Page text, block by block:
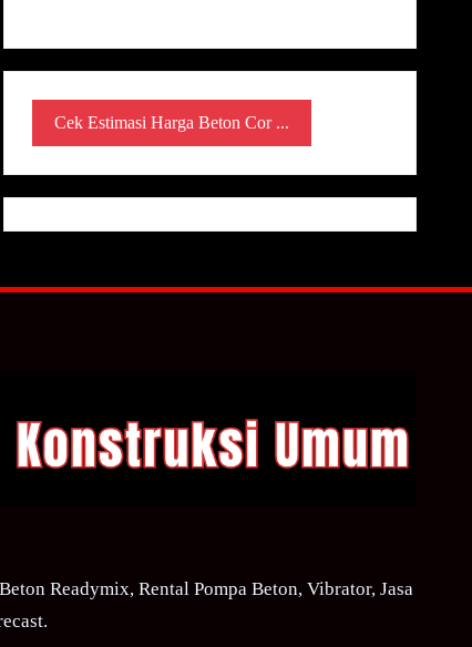
Cek Estimasi Harga Beton Cor ...
Readymix, Rental Pompa Beton, Vibrator, Jasa